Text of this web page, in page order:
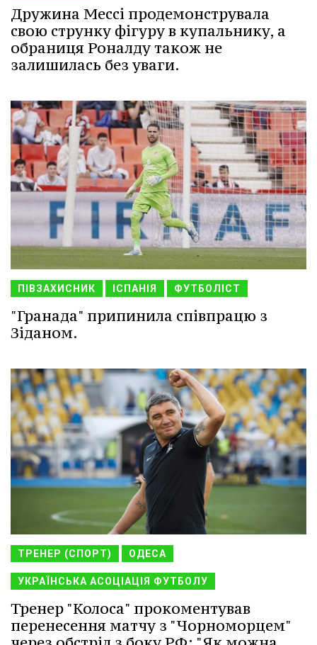
Дружина Мессі продемонструвала
свою струнку фігуру в купальнику, а
обраниця Роналду також не
залишилась без уваги.
ПІВЗАХИСНИК ІСПАНІЯ ФУТБОЛІСТ
"Гранада" припинила співпрацю з
Зіданом.
ТРЕНЕР (СПОРТ) ОДЕСА
УКРАЇНСЬКА АСОЦІАЦІЯ ФУТБОЛУ
Тренер "Колоса" прокоментував
перенесення матчу з "Чорноморцем"